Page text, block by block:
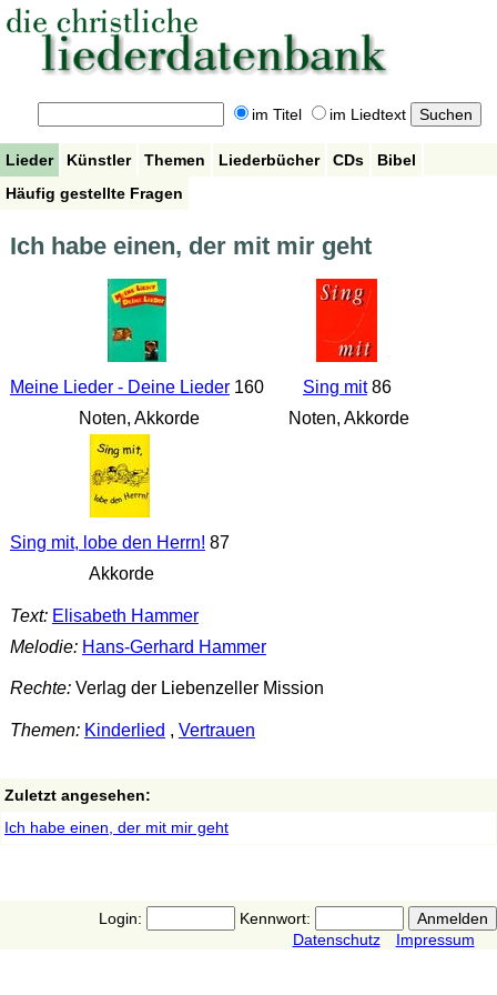
im Titel im Liedtext
Lieder Künstler Themen Liederbücher CDs
Bibel
Häufig gestellte Fragen
Ich habe einen, der mit mir geht
Meine Lieder - Deine Lieder160
Noten, Akkorde
Sing mit86
Noten, Akkorde
Sing mit, lobe den Herrn! 87
Akkorde
Text: Elisabeth Hammer
Melodie: Hans-Gerhard Hammer
Rechte:Verlag der Liebenzeller Mission
Themen: Kinderlied , Vertrauen
Zuletzt angesehen:
Ich habe einen, der mit mir geht
Login:
Kennwort:
Datenschutz
Impressum